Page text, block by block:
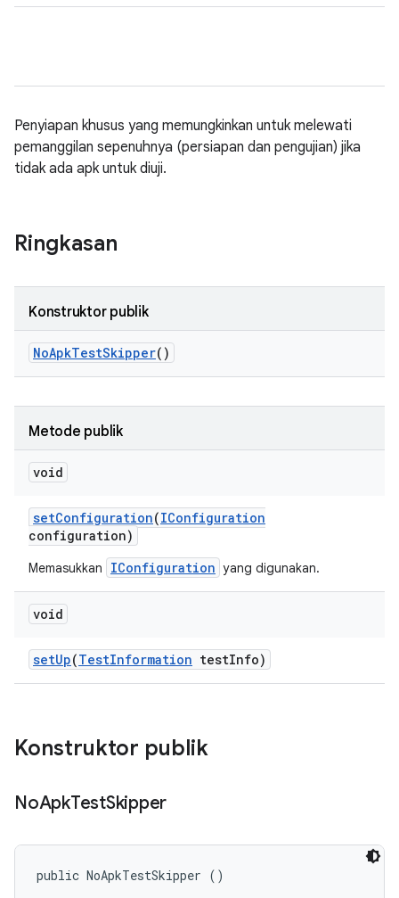
Penyiapan khusus yang memungkinkan untuk melewati
pemanggilan sepenuhnya (persiapan dan pengujian) jika
tidak ada apk untuk diuji.
Ringkasan
Konstruktor publik
NoApkTestSkipper()
Metode publik
void
setConfiguration(IConfiguration
configuration)
Memasukkan IConfiguration yang digunakan.
void
setUp(TestInformation testInfo)
Konstruktor publik
NoApkTestSkipper
public NoApkTestSkipper ()